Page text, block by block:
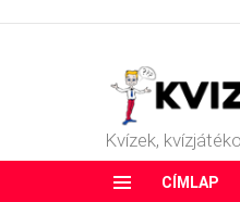
Kvízek,
CÍMLAP